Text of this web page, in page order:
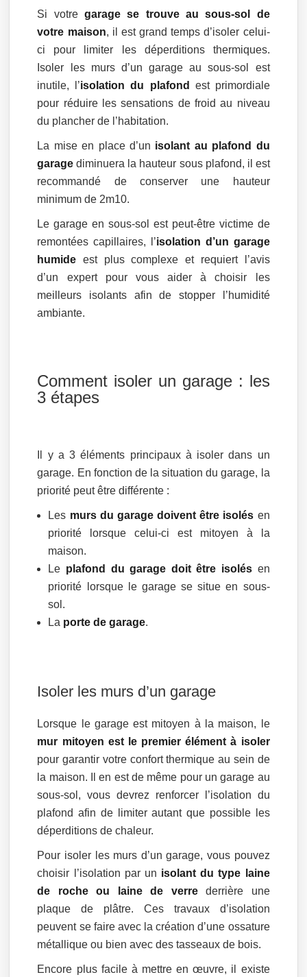
Si votregarage se trouve au sous-sol de
votre maison, il est grand temps d’isoler celui-
ci pour limiter les déperditions thermiques.
Isoler les murs d’un garage au sous-sol est
inutile, l’isolation du plafond
est primordiale
pour réduire les sensations de froid au niveau
du plancher de l’habitation.
La mise en place d’un isolant au plafond du
garage diminuera la hauteur sous plafond, il est
recommandé de conserver une hauteur
minimum de 2m10.
Le garage en sous-sol est peut-être victime de
remontées capillaires, l’isolation d’un garage
humide est plus complexe et requiert l’avis
d’un expert pour vous aider à choisir les
meilleurs isolants afin de stopper l’humidité
ambiante.
Comment isoler un garage : les
3 étapes
Il y a 3 éléments principaux à isoler dans un
garage. En fonction de la situation du garage, la
priorité peut être différente :
Les murs du garage doivent être isolés en
priorité lorsque celui-ci est mitoyen à la
maison.
Le plafond du garage doit être isolésen
priorité lorsque le garage se situe en sous-
sol.
La porte de garage.
Isoler les murs d’un garage
Lorsque le garage est mitoyen à la maison, le
mur mitoyen est le premier élément à isoler
pour garantir votre confort thermique au sein de
la maison. Il en est de même pour un garage au
sous-sol, vous devrez renforcer l’isolation du
plafond afin de limiter autant que possible les
déperditions de chaleur.
Pour isoler les murs d’un garage, vous pouvez
choisir l’isolation par un isolant du type laine
de roche ou laine de verrederrière une
plaque de plâtre. Ces travaux d’isolation
peuvent se faire avec la création d’une ossature
métallique ou bien avec des tasseaux de bois.
Encore plus facile à mettre en œuvre, il existe